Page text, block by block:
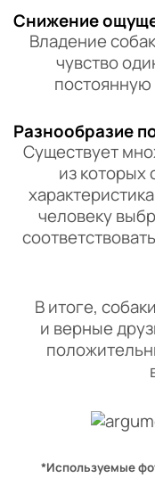
Снижение
Владение
чувство
Разнообразие
Существует
из которых
человеку
В итоге,
и верные
*Используемые